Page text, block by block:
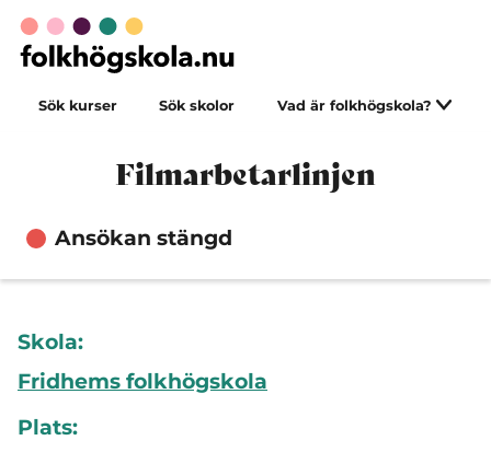
Sök kurser Sök skolor Vad är folkhögskola?
Filmarbetarlinjen
Ansökan stängd
Skola:
Fridhems folkhögskola
Plats: